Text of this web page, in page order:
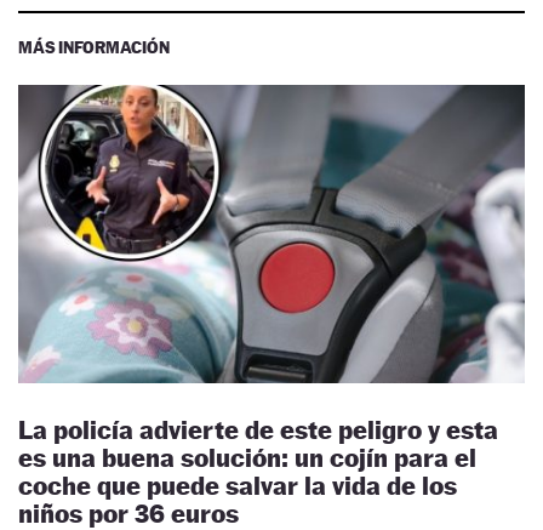
MÁS INFORMACIÓN
La policía advierte de este peligro y esta
es una buena solución: un cojín para el
coche que puede salvar la vida de los
niños por 36 euros